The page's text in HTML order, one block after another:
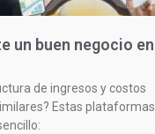
un buen negocio en
de ingresos y costos
Estas plataformas